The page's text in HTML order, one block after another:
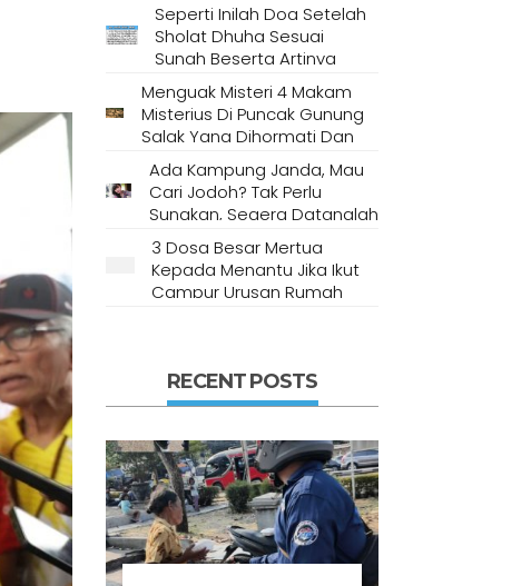
Seperti Inilah Doa Setelah
Sholat Dhuha Sesuai
Sunah Beserta Artinya
Menguak Misteri 4 Makam
Misterius Di Puncak Gunung
Salak Yang Dihormati Dan
Dianggap Tempat Suci Oleh
Masyarakat Setempat
Ada Kampung Janda, Mau
Cari Jodoh? Tak Perlu
Sungkan, Segera Datanglah
Ke Desa Ini
3 Dosa Besar Mertua
Kepada Menantu Jika Ikut
Campur Urusan Rumah
RECENT POSTS